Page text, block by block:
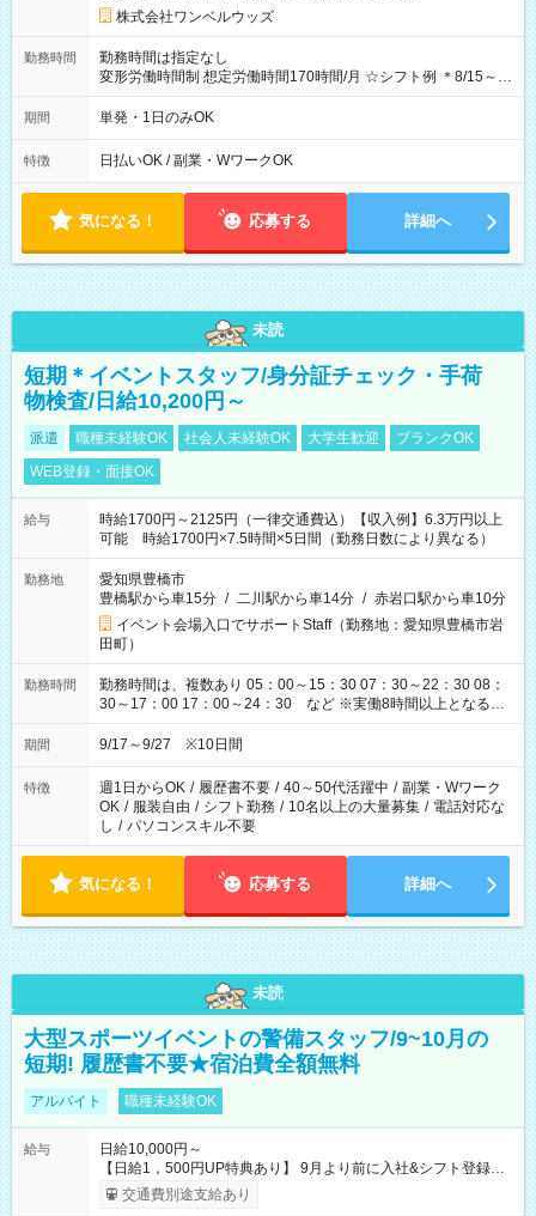
株式会社ワンベルウッズ
勤務時間
勤務時間は指定なし
変形労働時間制 想定労働時間170時間/月 ☆シフト例 ＊8/15～
10/26 全日共通 08：00～12：00 17：00～21：00 ＊8/31
～9/19のみ下記シフトもあります！ 12：00～16：00 ＊9/6～
00
期間 単発・1日のみOK
特徴 日払いOK / 副業・WワークOK
気になる！ 応募する 詳細へ
未読
短期＊イベントスタッフ/身分証チェック・手荷
物検査/日給10,200円～
派遣 職種未経験OK 社会人未経験OK 大学生歓迎
ブランクOK
WEB登録・面接OK
給与
時給1700円～2125円（一律交通費込）【収入例】6.3万円以上
可能 時給1700円×7.5時間×5日間（勤務日数により異なる）
勤務地
愛知県豊橋市
豊橋駅から車15分 / 二川駅から車14分 / 赤岩口駅から車10分
イベント会場入口でサポートStaff（勤務地：愛知県豊橋市岩
田町）
勤務時間
勤務時間は、複数あり 05：00～15：30 07：30～22：30 08：
30～17：00 17：00～24：30 など ※実働8時間以上となる勤
務もあります。 【休憩】60分+他休憩あり 交替で取得します。
安全面に配慮しこまめな休憩があります。
期間 9/17～9/27 ※10日間
特徴 週1日からOK / 履歴書不要 / 40～50代活躍中 / 副業・Wワーク
OK / 服装自由 / シフト勤務 / 10名以上の大量募集 / 電話対応な
し / パソコンスキル不要
気になる！ 応募する 詳細へ
未読
大型スポーツイベントの警備スタッフ/9~10月の
短期! 履歴書不要★宿泊費全額無料
アルバイト 職種未経験OK
給与
日給10,000円～
【日給1，500円UP特典あり】 9月より前に入社&シフト登録す
ると 期間中(9/16~10/23) の日給がUP! 日給1万1500円でしっか
り稼げます♪ 【試用期間】試用期間なし
交通費別途支給あり